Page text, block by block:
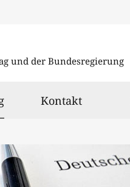
und der Bundesregierung
ausgewählt
Kontakt